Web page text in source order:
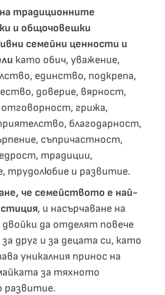
традиционните
и общочовешки
семейни ценности и
като обич, уважение,
единство, подкрепа,
доверие, вярност,
грижа,
благодарност,
съпричастност,
традиции,
трудолюбие и развитие.
че семейството е най-
, и насърчаване на
да отделят повече
друг и за децата си, като
уникалния принос на
за тяхното
развитие.